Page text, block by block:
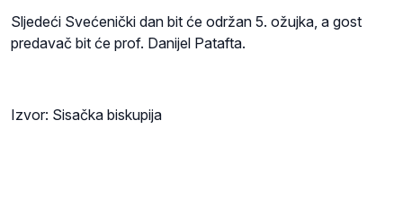
Sljedeći Svećenički dan bit će održan 5. ožujka, a gost
predavač bit će prof. Danijel Patafta.
Izvor: Sisačka biskupija